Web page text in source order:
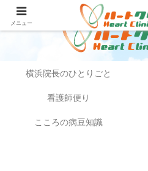
横浜院長のひとりごと
看護師便り
こころの病豆知識
メニュー